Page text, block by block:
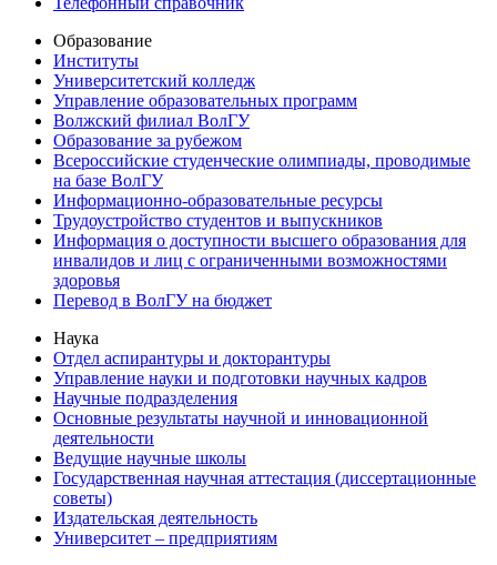
Образование
Институты
Университетский колледж
Управление образовательных программ
Волжский филиал ВолГУ
Образование за рубежом
Всероссийские студенческие олимпиады, проводимые
на базе ВолГУ
Информационно-образовательные ресурсы
Трудоустройство студентов и выпускников
Информация о доступности высшего образования для
инвалидов и лиц с ограниченными возможностями
здоровья
Перевод в ВолГУ на бюджет
Наука
Отдел аспирантуры и докторантуры
Управление науки и подготовки научных кадров
Научные подразделения
Основные результаты научной и инновационной
деятельности
Ведущие научные школы
Государственная научная аттестация (диссертационные
советы)
Издательская деятельность
Университет – предприятиям